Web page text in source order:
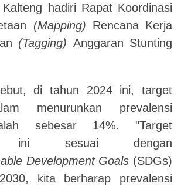
hadiri Rapat Koordinasi
(Mapping) Rencana Kerja
(Tagging) Anggaran Stunting
di tahun 2024 ini, target
menurunkan prevalensi
sebesar 14%. "Target
ini sesuai dengan
Development Goals (SDGs)
kita berharap prevalensi